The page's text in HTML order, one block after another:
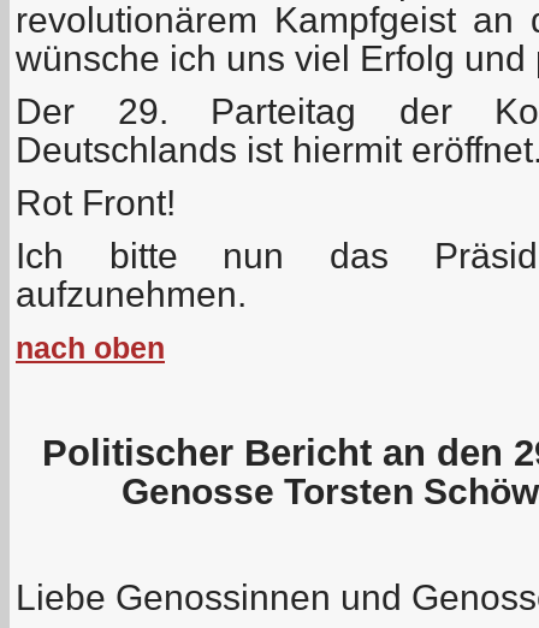
revolutionärem Kampfgeist
wünsche ich uns viel Erfolg
Der 29. Parteitag der
Deutschlands ist hiermit
Rot Front!
Ich bitte nun das
aufzunehmen.
nach oben
Politischer Bericht an den
Genosse Torsten
Liebe Genossinnen und